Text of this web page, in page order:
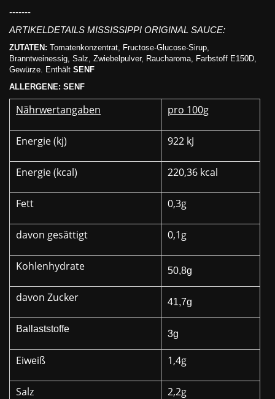
-------
ARTIKELDETAILS MISSISSIPPI ORIGINAL SAUCE:
ZUTATEN: Tomatenkonzentrat, Fructose-Glucose-Sirup,
Branntweinessig, Salz, Zwiebelpulver, Raucharoma, Farbstoff E150D,
Gewürze. Enthält SENF
ALLERGENE: SENF
Nährwertangaben pro 100g
Energie (kj) 922 kJ
Energie (kcal) 220,36 kcal
Fett 0,3g
davon gesättigt 0,1g
Kohlenhydrate 50,8g
davon Zucker 41,7g
Ballaststoffe 3g
Eiweiß 1,4g
Salz 2,2g